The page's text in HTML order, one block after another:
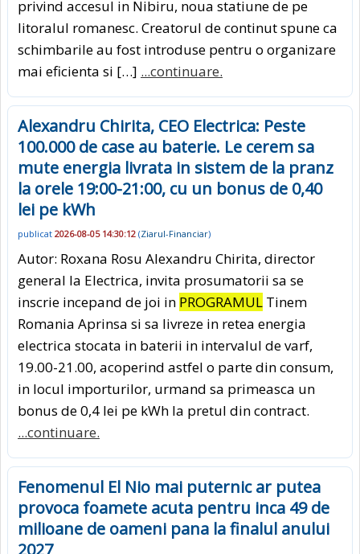
privind accesul in Nibiru, noua statiune de pe
litoralul romanesc. Creatorul de continut spune ca
schimbarile au fost introduse pentru o organizare
mai eficienta si […] ...continuare.
Alexandru Chirita, CEO Electrica: Peste
100.000 de case au baterie. Le cerem sa
mute energia livrata in sistem de la pranz
la orele 19:00-21:00, cu un bonus de 0,40
lei pe kWh
publicat 2026-08-05 14:30:12 (Ziarul-Financiar)
Autor: Roxana Rosu Alexandru Chirita, director
general la Electrica, invita prosumatorii sa se
inscrie incepand de joi in PROGRAMUL Tinem
Romania Aprinsa si sa livreze in retea energia
electrica stocata in baterii in intervalul de varf,
19.00-21.00, acoperind astfel o parte din consum,
in locul importurilor, urmand sa primeasca un
bonus de 0,4 lei pe kWh la pretul din contract.
...continuare.
Fenomenul El Nio mai puternic ar putea
provoca foamete acuta pentru inca 49 de
milioane de oameni pana la finalul anului
2027